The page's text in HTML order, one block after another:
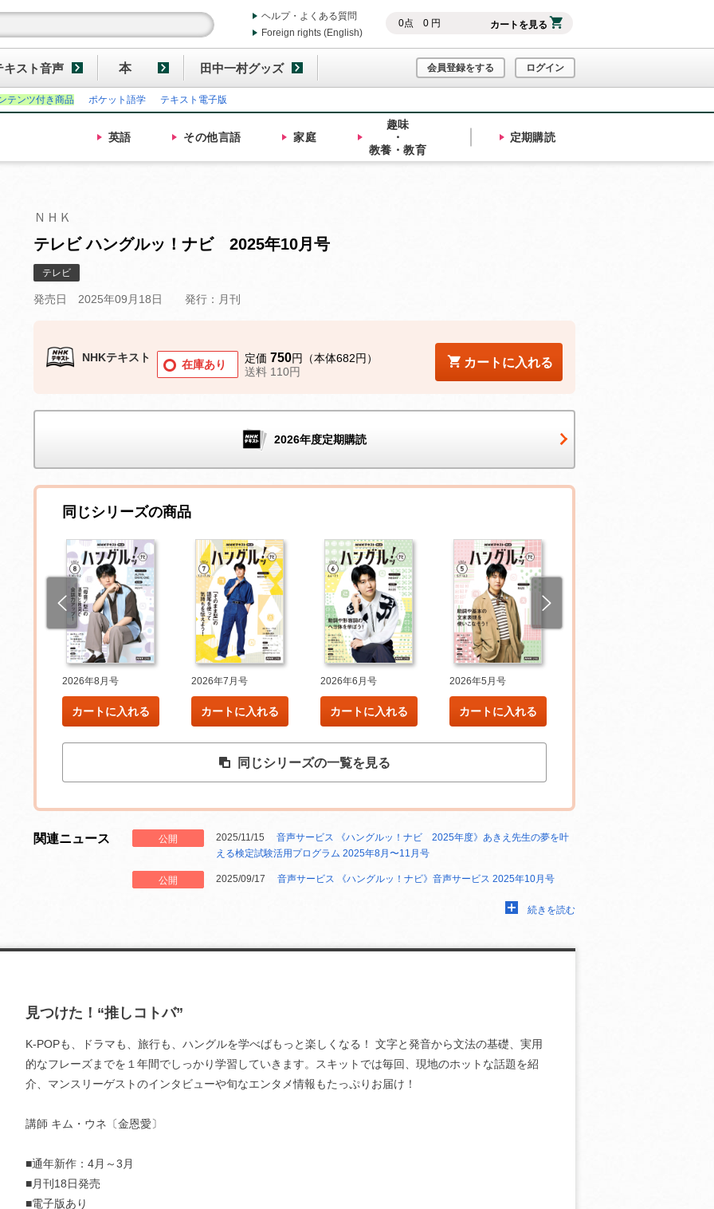
0点 0円 カートを見る
ヘルプ・よくある質問
Foreign rights (English)
キスト音声 本 田中一村グッズ 会員登録をする ログイン
テンツ付き商品 ポケット語学 テキスト電子版
英語 その他言語 家庭
趣味
・
教養・教育
定期購読
ＮＨＫ
テレビ ハングルッ！ナビ 2025年10月号
テレビ
発売日 2025年09月18日 発行：月刊
NHKテキスト
在庫あり 定価 750円（本体682円）
送料 110円
カートに入れる
2026年度定期購読
同じシリーズの商品
2026年8月号
カートに入れる
2026年7月号
カートに入れる
2026年6月号
カートに入れる
2026年5月号
カートに入れる
同じシリーズの一覧を見る
関連ニュース 公開 2025/11/15
音声サービス 《ハングルッ！ナビ 2025年度》あきえ先生の夢を叶
える検定試験活用プログラム 2025年8月〜11月号
公開 2025/09/17 音声サービス 《ハングルッ！ナビ》音声サービス 2025年10月号
続きを読む
見つけた！“推しコトバ”
K-POPも、ドラマも、旅行も、ハングルを学べばもっと楽しくなる！ 文字と発音から文法の基礎、実用
的なフレーズまでを１年間でしっかり学習していきます。スキットでは毎回、現地のホットな話題を紹
介、マンスリーゲストのインタビューや旬なエンタメ情報もたっぷりお届け！
講師 キム・ウネ〔金恩愛〕
■通年新作：4月～3月
■月刊18日発売
■電子版あり